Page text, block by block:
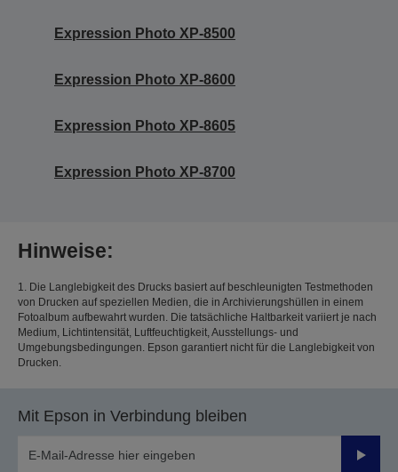
Expression Photo XP-8500
Expression Photo XP-8600
Expression Photo XP-8605
Expression Photo XP-8700
Hinweise:
1. Die Langlebigkeit des Drucks basiert auf beschleunigten Testmethoden
von Drucken auf speziellen Medien, die in Archivierungshüllen in einem
Fotoalbum aufbewahrt wurden. Die tatsächliche Haltbarkeit variiert je nach
Medium, Lichtintensität, Luftfeuchtigkeit, Ausstellungs- und
Umgebungsbedingungen. Epson garantiert nicht für die Langlebigkeit von
Drucken.
Mit Epson in Verbindung bleiben